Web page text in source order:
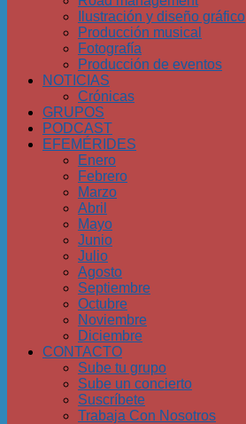
Ilustración y diseño gráfico
Producción musical
Fotografía
Producción de eventos
NOTICIAS
Crónicas
GRUPOS
PODCAST
EFEMÉRIDES
Enero
Febrero
Marzo
Abril
Mayo
Junio
Julio
Agosto
Septiembre
Octubre
Noviembre
Diciembre
CONTACTO
Sube tu grupo
Sube un concierto
Suscríbete
Trabaja Con Nosotros